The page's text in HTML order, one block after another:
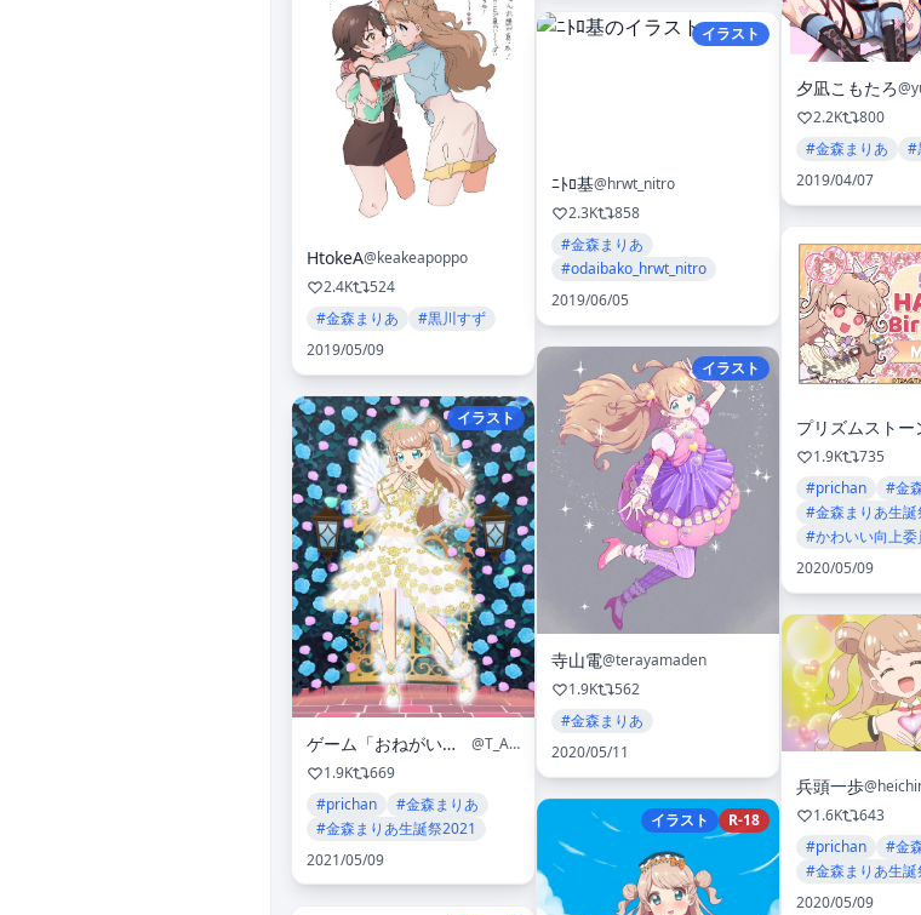
HtokeA@keakeapoppo
2.4K
524
#金森まりあ
#黒川すず
2019/05/09
イラスト
ゲーム「おねがいアイプリ」「アイプリバース」公式
@T_ARTS_PRETTY
1.9K
669
#prichan
#金森まりあ
#金森まりあ生誕祭2021
2021/05/09
イラスト
ﾆﾄﾛ基@hrwt_nitro
2.3K
858
#金森まりあ
#odaibako_hrwt_nitro
2019/06/05
イラスト
寺山電@terayamaden
1.9K
562
#金森まりあ
2020/05/11
イラスト R-18
夕凪こもたろ
2.2K
800
#金森まりあ
#
2019/04/07
1.9K
735
#prichan
#金
#金森まりあ生
#かわいい向上委
2020/05/09
兵頭一歩
1.6K
643
#prichan
#金
#金森まりあ生
2020/05/09